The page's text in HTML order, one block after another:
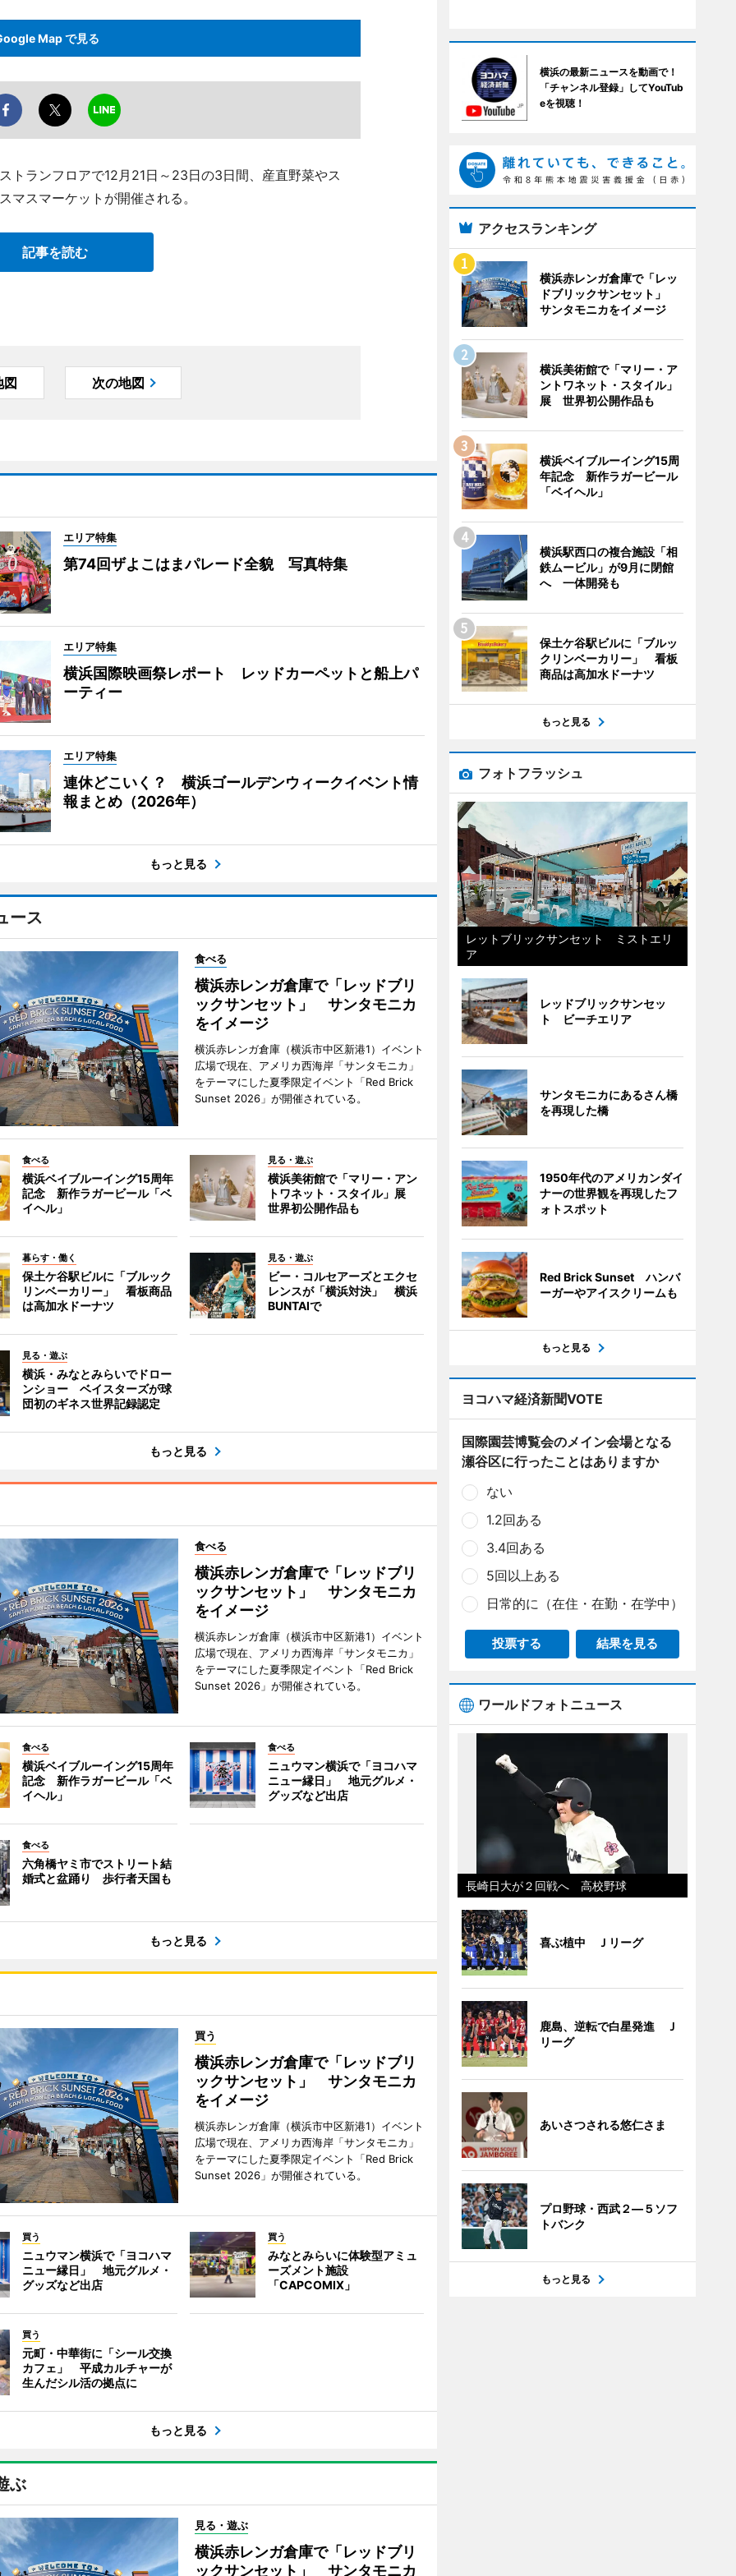
Map で見る
トランフロアで12月21日～23日の3日間、産直野菜やス
マスマーケットが開催される。
記事を読む
図 次の地図
エリア特集
第74回ザよこはまパレード全貌 写真特集
エリア特集
横浜国際映画祭レポート レッドカーペットと船上パ
ーティー
エリア特集
連休どこいく？ 横浜ゴールデンウィークイベント情
報まとめ（2026年）
もっと見る
ース
食べる
横浜赤レンガ倉庫で「レッドブリ
ックサンセット」 サンタモニカ
をイメージ
横浜赤レンガ倉庫（横浜市中区新港1）イベント
広場で現在、アメリカ西海岸「サンタモニカ」
をテーマにした夏季限定イベント「Red Brick
Sunset 2026」が開催されている。
食べる
横浜ベイブルーイング15周年
記念 新作ラガービール「ベ
イヘル」
見る・遊ぶ
横浜美術館で「マリー・アン
トワネット・スタイル」展
世界初公開作品も
暮らす・働く
保土ケ谷駅ビルに「ブルック
リンベーカリー」 看板商品
は高加水ドーナツ
見る・遊ぶ
ビー・コルセアーズとエクセ
レンスが「横浜対決」 横浜
BUNTAIで
見る・遊ぶ
横浜・みなとみらいでドロー
ンショー ベイスターズが球
団初のギネス世界記録認定
もっと見る
食べる
横浜赤レンガ倉庫で「レッドブリ
ックサンセット」 サンタモニカ
をイメージ
横浜赤レンガ倉庫（横浜市中区新港1）イベント
広場で現在、アメリカ西海岸「サンタモニカ」
をテーマにした夏季限定イベント「Red Brick
Sunset 2026」が開催されている。
食べる
横浜ベイブルーイング15周年
記念 新作ラガービール「ベ
イヘル」
食べる
ニュウマン横浜で「ヨコハマ
ニュー縁日」 地元グルメ・
グッズなど出店
食べる
六角橋ヤミ市でストリート結
婚式と盆踊り 歩行者天国も
もっと見る
買う
横浜赤レンガ倉庫で「レッドブリ
ックサンセット」 サンタモニカ
をイメージ
横浜赤レンガ倉庫（横浜市中区新港1）イベント
広場で現在、アメリカ西海岸「サンタモニカ」
をテーマにした夏季限定イベント「Red Brick
Sunset 2026」が開催されている。
買う
ニュウマン横浜で「ヨコハマ
ニュー縁日」 地元グルメ・
グッズなど出店
買う
みなとみらいに体験型アミュ
ーズメント施設
「CAPCOMIX」
買う
元町・中華街に「シール交換
カフェ」 平成カルチャーが
生んだシル活の拠点に
もっと見る
ぶ
見る・遊ぶ
横浜赤レンガ倉庫で「レッドブリ
ックサンセット」 サンタモニカ
横浜の最新ニュースを動画で！
「チャンネル登録」してYouTub
eを視聴！
アクセスランキング
横浜赤レンガ倉庫で「レッ
ドブリックサンセット」
サンタモニカをイメージ
横浜美術館で「マリー・ア
ントワネット・スタイル」
展 世界初公開作品も
横浜ベイブルーイング15周
年記念 新作ラガービール
「ベイヘル」
横浜駅西口の複合施設「相
鉄ムービル」が9月に閉館
へ 一体開発も
保土ケ谷駅ビルに「ブルッ
クリンベーカリー」 看板
商品は高加水ドーナツ
もっと見る
フォトフラッシュ
レットブリックサンセット ミストエリ
ア
レッドブリックサンセッ
ト ビーチエリア
サンタモニカにあるさん橋
を再現した橋
1950年代のアメリカンダイ
ナーの世界観を再現したフ
ォトスポット
Red Brick Sunset ハンバ
ーガーやアイスクリームも
もっと見る
ヨコハマ経済新聞VOTE
国際園芸博覧会のメイン会場となる
瀬谷区に行ったことはありますか
ない
1.2回ある
3.4回ある
5回以上ある
日常的に（在住・在勤・在学中）
投票する 結果を見る
ワールドフォトニュース
長崎日大が２回戦へ 高校野球
喜ぶ植中 Ｊリーグ
鹿島、逆転で白星発進 Ｊ
リーグ
あいさつされる悠仁さま
プロ野球・西武２―５ソフ
トバンク
もっと見る